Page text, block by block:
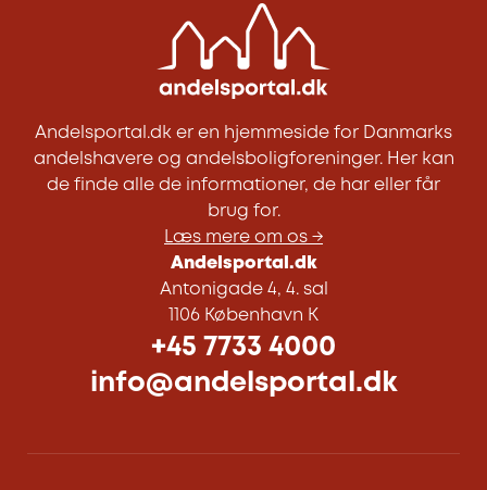
Andelsportal.dk er en hjemmeside for Danmarks
andelshavere og andelsboligforeninger. Her kan
de finde alle de informationer, de har eller får
brug for.
Læs mere om os →
Andelsportal.dk
Antonigade 4, 4. sal
1106 København K
+45 7733 4000
info@andelsportal.dk